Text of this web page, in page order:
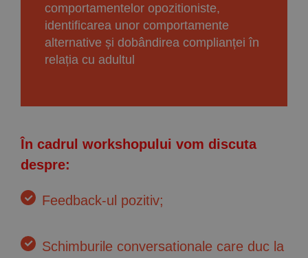
comportamentelor opozitioniste,
identificarea unor comportamente
alternative și dobândirea complianței în
relația cu adultul
În cadrul workshopului vom discuta
despre:
Feedback-ul pozitiv;
Schimburile conversationale care duc la